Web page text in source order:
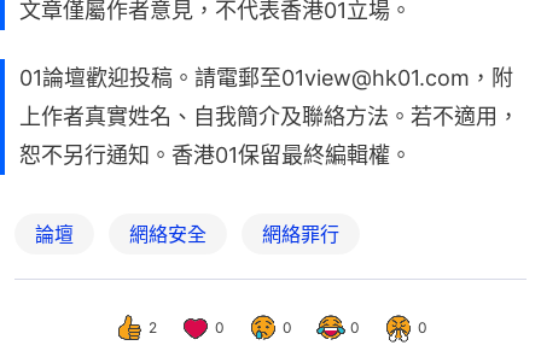
文章僅屬作者意見，不代表香港01立場。
01論壇歡迎投稿。請電郵至01view@hk01.com，附
上作者真實姓名、自我簡介及聯絡方法。若不適用，
恕不另行通知。香港01保留最終編輯權。
論壇 網絡安全 網絡罪行
2 0 0 0 0